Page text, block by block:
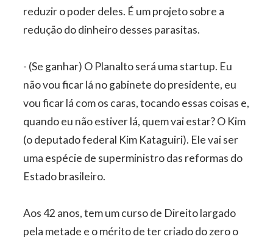
reduzir o poder deles. É um projeto sobre a
redução do dinheiro desses parasitas.
- (Se ganhar) O Planalto será uma startup. Eu
não vou ficar lá no gabinete do presidente, eu
vou ficar lá com os caras, tocando essas coisas e,
quando eu não estiver lá, quem vai estar? O Kim
(o deputado federal Kim Kataguiri). Ele vai ser
uma espécie de superministro das reformas do
Estado brasileiro.
Aos 42 anos, tem um curso de Direito largado
pela metade e o mérito de ter criado do zero o